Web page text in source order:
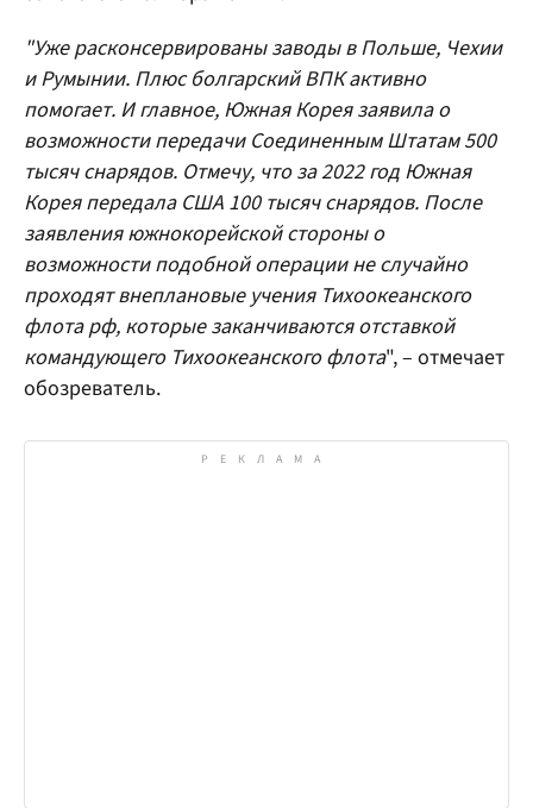
"Уже расконсервированы заводы в Польше, Чехии
и Румынии. Плюс болгарский ВПК активно
помогает. И главное, Южная Корея заявила о
возможности передачи Соединенным Штатам 500
тысяч снарядов. Отмечу, что за 2022 год Южная
Корея передала США 100 тысяч снарядов. После
заявления южнокорейской стороны о
возможности подобной операции не случайно
проходят внеплановые учения Тихоокеанского
флота рф, которые заканчиваются отставкой
командующего Тихоокеанского флота", – отмечает
обозреватель.